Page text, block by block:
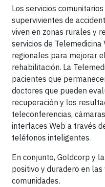
Los servicios
supervivientes de
viven en zonas rurales y
servicios de
regionales para mejorar
rehabilitación. La
pacientes que
doctores que pueden
recuperación y los
teleconferencias,
interfaces Web a través
teléfonos inteligentes.
En conjunto, Goldcorp y
positivo y duradero en
comunidades.